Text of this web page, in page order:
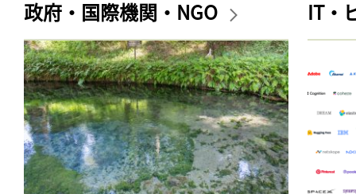
政府・国際機関・NGO IT・